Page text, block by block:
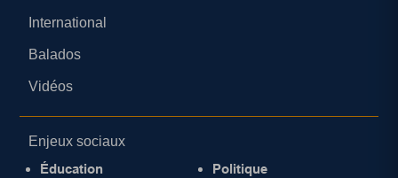
International
Balados
Vidéos
Enjeux sociaux
Éducation
Politique